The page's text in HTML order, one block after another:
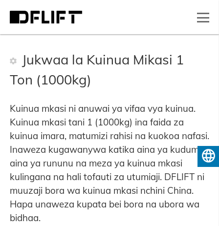
Jukwaa la Kuinua Mikasi 1
Ton (1000kg)
Kuinua mkasi ni anuwai ya vifaa vya kuinua.
Kuinua mkasi tani 1 (1000kg) ina faida za
kuinua imara, matumizi rahisi na kuokoa nafasi.
Inaweza kugawanywa katika aina ya kudumu,
aina ya rununu na meza ya kuinua mkasi
kulingana na hali tofauti za utumiaji. DFLIFT ni
muuzaji bora wa kuinua mkasi nchini China.
Hapa unaweza kupata bei bora na ubora wa
bidhaa.
Kiswahili